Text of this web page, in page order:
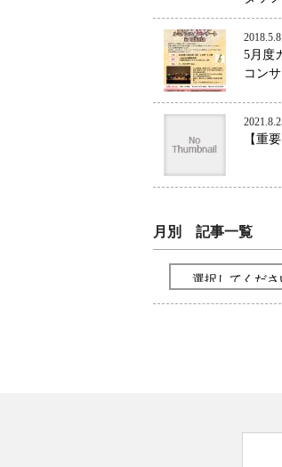
2018.5.8
5月度
コン
【重
月別 記事一覧